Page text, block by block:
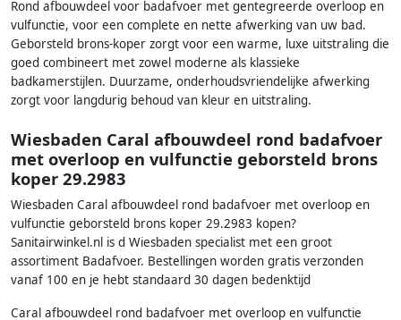
Rond afbouwdeel voor badafvoer met gentegreerde overloop en
vulfunctie, voor een complete en nette afwerking van uw bad.
Geborsteld brons-koper zorgt voor een warme, luxe uitstraling die
goed combineert met zowel moderne als klassieke
badkamerstijlen. Duurzame, onderhoudsvriendelijke afwerking
zorgt voor langdurig behoud van kleur en uitstraling.
Wiesbaden Caral afbouwdeel rond badafvoer
met overloop en vulfunctie geborsteld brons
koper 29.2983
Wiesbaden Caral afbouwdeel rond badafvoer met overloop en
vulfunctie geborsteld brons koper 29.2983 kopen?
Sanitairwinkel.nl is d Wiesbaden specialist met een groot
assortiment Badafvoer. Bestellingen worden gratis verzonden
vanaf 100 en je hebt standaard 30 dagen bedenktijd
Caral afbouwdeel rond badafvoer met overloop en vulfunctie